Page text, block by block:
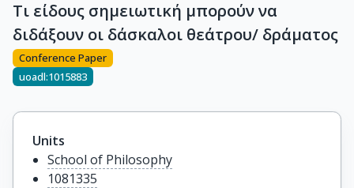
Τι είδους σημειωτική μπορούν να
διδάξουν οι δάσκαλοι θεάτρου/ δράματος
Conference Paper
uoadl:1015883
Units
School of Philosophy
1081335